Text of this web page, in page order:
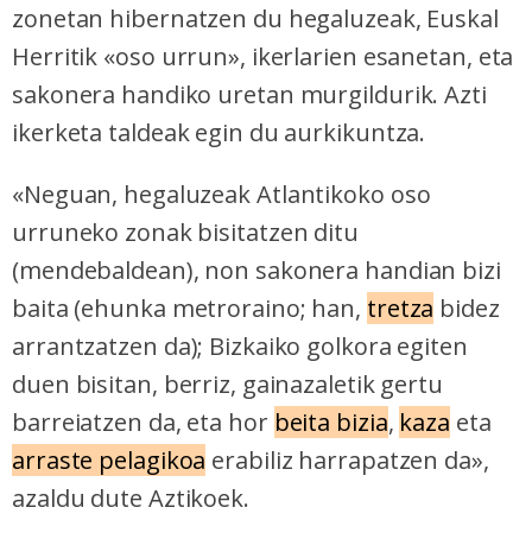
zonetan hibernatzen du hegaluzeak, Euskal
Herritik «oso urrun», ikerlarien esanetan, eta
sakonera handiko uretan murgildurik. Azti
ikerketa taldeak egin du aurkikuntza.
«Neguan, hegaluzeak Atlantikoko oso
urruneko zonak bisitatzen ditu
(mendebaldean), non sakonera handian bizi
baita (ehunka metroraino; han, tretza bidez
arrantzatzen da); Bizkaiko golkora egiten
duen bisitan, berriz, gainazaletik gertu
barreiatzen da, eta hor beita bizia, kaza eta
arraste pelagikoa erabiliz harrapatzen da»,
azaldu dute Aztikoek.